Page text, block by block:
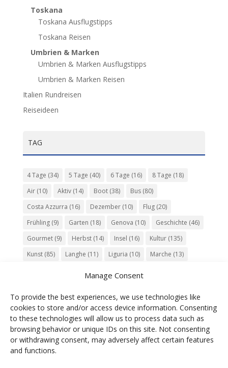
Manage Consent
To provide the best experiences, we use technologies like
cookies to store and/or access device information. Consenting
to these technologies will allow us to process data such as
browsing behavior or unique IDs on this site. Not consenting
or withdrawing consent, may adversely affect certain features
and functions.
Toskana
Toskana Ausflugstipps
Toskana Reisen
Umbrien & Marken
Umbrien & Marken Ausflugstipps
Umbrien & Marken Reisen
Italien Rundreisen
Reiseideen
TAG
4 Tage (34) 5 Tage (40) 6 Tage (16) 8 Tage (18)
Air(10) Aktiv(14) Boot(38) Bus(80)
Costa Azzurra (16) Dezember(10) Flug(20)
Frühling(9) Garten (18) Genova (10) Geschichte (46)
Gourmet(9) Herbst(14) Insel (16) Kultur(135)
Kunst(85) Langhe (11) Liguria (10) Marche (13)
Piemonte(15) Puglia(12) Religion(22) Roma(47)
Sardegna(20) September(9) Torino(12)
Tradition(26) Veneto(12) Verona(11) Wein(31)
Wine(30)